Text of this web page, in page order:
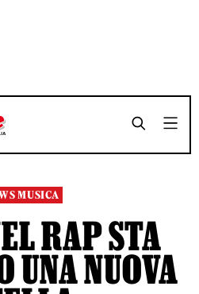
SHARE
SHARE
MUSICA
RAP STA
UNA NUOVA